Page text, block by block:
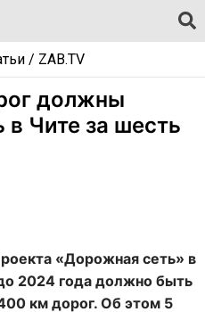
/ ZAB.TV
должны
в Чите за шесть
«Дорожная сеть» в
2024 года должно быть
км дорог. Об этом 5